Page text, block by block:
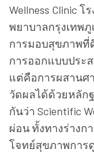
Wellness Clinic
พยาบาลกรุงเทพ
การมอบสุขภาพที่
การออกแบบประ
แต่คือการผสานศ
วัดผลได้ด้วยหลัก
กันว่า Scientific
ผ่อน ทั้งทางร่าง
โจทย์สุขภาพการ